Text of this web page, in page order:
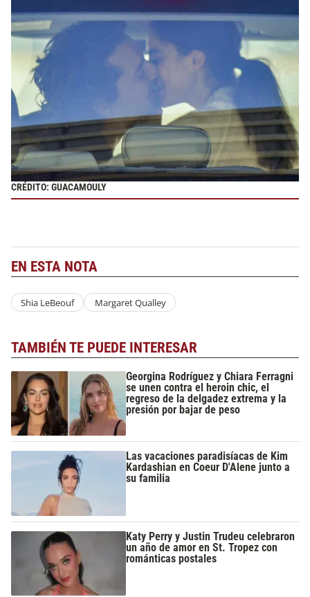
CRÉDITO: GUACAMOULY
EN ESTA NOTA
Shia LeBeouf Margaret Qualley
TAMBIÉN TE PUEDE INTERESAR
Georgina Rodríguez y Chiara Ferragni
se unen contra el heroin chic, el
regreso de la delgadez extrema y la
presión por bajar de peso
Las vacaciones paradisíacas de Kim
Kardashian en Coeur D'Alene junto a
su familia
Katy Perry y Justin Trudeu celebraron
un año de amor en St. Tropez con
románticas postales